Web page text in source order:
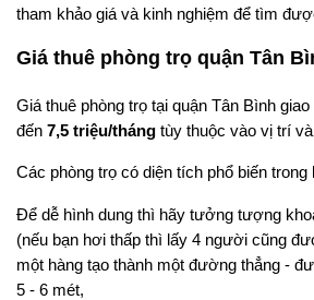
tham khảo giá và kinh nghiệm để tìm
Giá thuê phòng trọ quận Tân
Giá thuê phòng trọ tại quận Tân Bình
đến 7,5 triệu/tháng tùy thuộc vào vị trí
Các phòng trọ có diện tích phổ biến trong
Để dễ hình dung thì hãy tưởng tượng
(nếu bạn hơi thấp thì lấy 4 người cũng
một hàng tạo thành một đường thẳng -
5 - 6 mét,